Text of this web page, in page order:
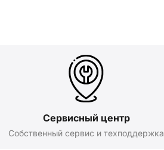
Сервисный центр
Собственный сервис и техподдержка